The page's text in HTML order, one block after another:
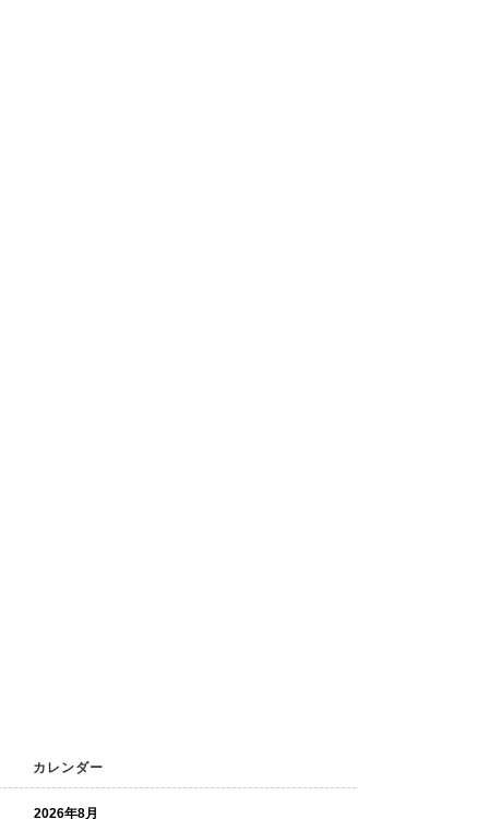
カレンダー
2026年8月